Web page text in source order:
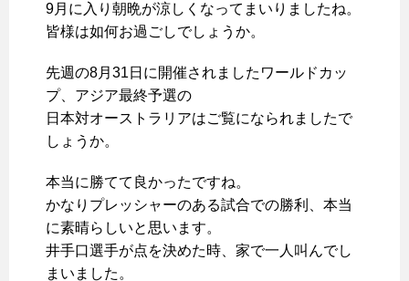
9月に入り朝晩が涼しくなってまいりましたね。
皆様は如何お過ごしでしょうか。
先週の8月31日に開催されましたワールドカッ
プ、アジア最終予選の
日本対オーストラリアはご覧になられましたで
しょうか。
本当に勝てて良かったですね。
かなりプレッシャーのある試合での勝利、本当
に素晴らしいと思います。
井手口選手が点を決めた時、家で一人叫んでし
まいました。